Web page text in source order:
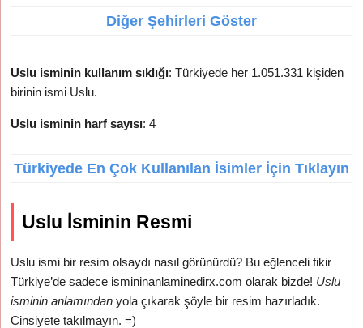
Diğer Şehirleri Göster
Uslu isminin kullanım sıklığı: Türkiyede her 1.051.331 kişiden
birinin ismi Uslu.
Uslu isminin harf sayısı: 4
Türkiyede En Çok Kullanılan İsimler İçin Tıklayın
Uslu İsminin Resmi
Uslu ismi bir resim olsaydı nasıl görünürdü? Bu eğlenceli fikir
Türkiye’de sadece ismininanlaminedirx.com olarak bizde! Uslu
isminin anlamından yola çıkarak şöyle bir resim hazırladık.
Cinsiyete takılmayın. =)